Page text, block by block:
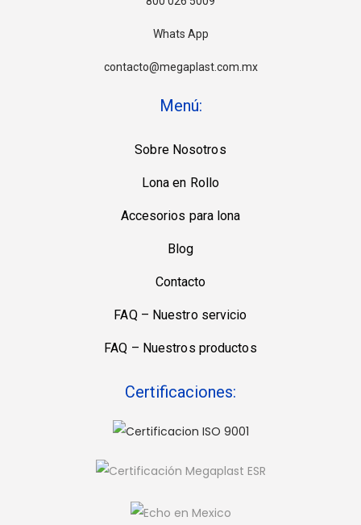
Whats App
contacto@megaplast.com.mx
Menú:
Sobre Nosotros
Lona en Rollo
Accesorios para lona
Blog
Contacto
FAQ – Nuestro servicio
FAQ – Nuestros productos
Certificaciones: